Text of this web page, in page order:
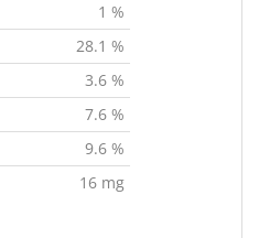
1 %
28.1 %
3.6 %
7.6 %
9.6 %
16 mg